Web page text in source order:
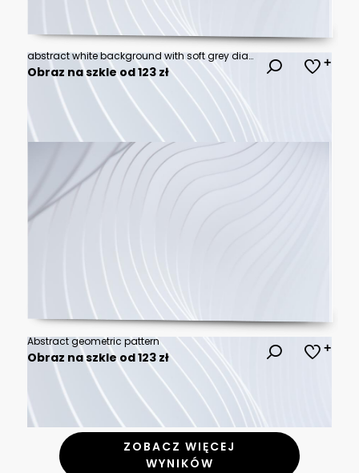
abstract white background with soft grey diagonal stripes and bright center light effect, modern digital presentation banners minimalist wallpaper design
Obraz na szkle od 123 zł
Abstract geometric pattern
Obraz na szkle od 123 zł
ZOBACZ WIĘCEJ
WYNIKÓW